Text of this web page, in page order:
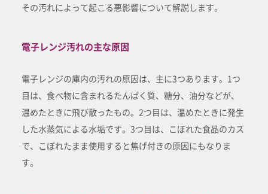
その汚れによって起こる悪影響について解説します。
電子レンジ汚れの主な原因
電子レンジの庫内の汚れの原因は、主に3つあります。1つ
目は、食べ物に含まれるたんぱく質、糖分、油分などが、
温めたときに飛び散ったもの。2つ目は、温めたときに発生
した水蒸気による水垢です。3つ目は、こぼれた食品のカス
で、こぼれたまま使用すると焦げ付きの原因にもなりま
す。